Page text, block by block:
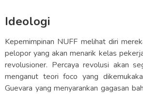
Ideologi
Kepemimpinan NUFF melihat diri
pelopor yang akan menarik kelas
revolusioner. Percaya revolusi akan
menganut teori foco yang
Guevara yang menyarankan gagasan